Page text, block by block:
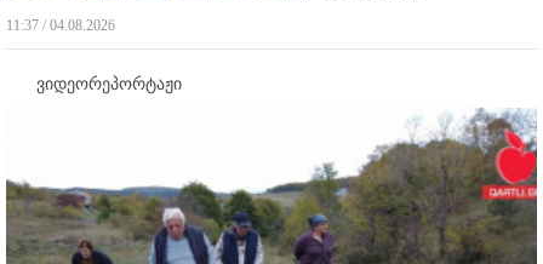
11:37 / 04.08.2026
ვიდეორეპორტაჟი